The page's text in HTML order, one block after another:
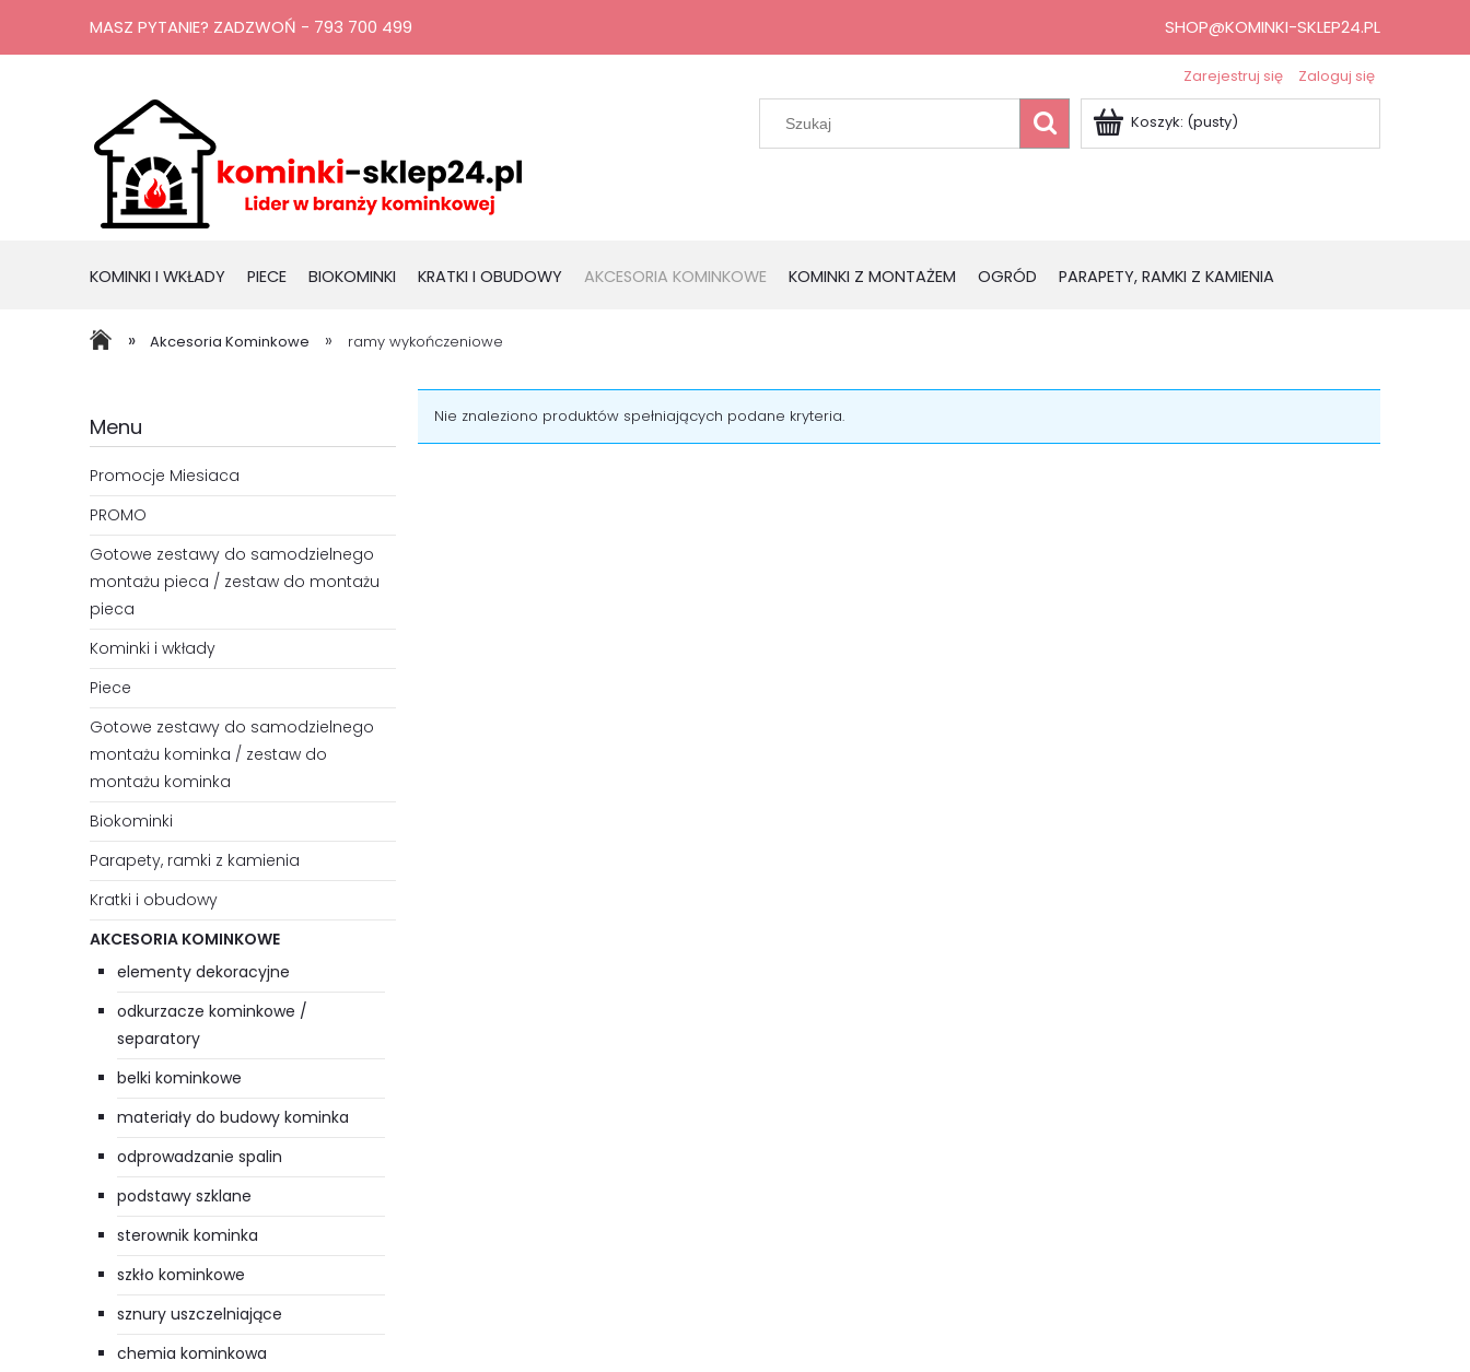
Zarejestruj się Zaloguj się
Koszyk: (pusty)
KOMINKI I WKŁADY PIECE BIOKOMINKI KRATKI I OBUDOWY AKCESORIA KOMINKOWE KOMINKI Z MONTAŻEM OGRÓD PARAPETY, RAMKI Z KAMIENIA
RURY, KOMINY
» Akcesoria Kominkowe » ramy wykończeniowe
MASZ PYTANIE? ZADZWOŃ - 793 700 499 SHOP@KOMINKI-SKLEP24.PL
Menu
Promocje Miesiaca
PROMO
Gotowe zestawy do samodzielnego
montażu pieca / zestaw do montażu
pieca
Kominki i wkłady
Piece
Gotowe zestawy do samodzielnego
montażu kominka / zestaw do
montażu kominka
Biokominki
Parapety, ramki z kamienia
Kratki i obudowy
AKCESORIA KOMINKOWE
elementy dekoracyjne
odkurzacze kominkowe /
separatory
belki kominkowe
materiały do budowy kominka
odprowadzanie spalin
podstawy szklane
sterownik kominka
szkło kominkowe
sznury uszczelniające
chemia kominkowa
Nie znaleziono produktów spełniających podane kryteria.